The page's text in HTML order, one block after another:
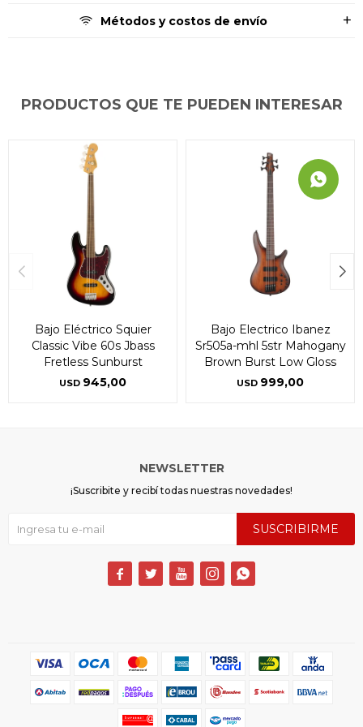
Métodos y costos de envío
PRODUCTOS QUE TE PUEDEN INTERESAR
Bajo Eléctrico Squier
Classic Vibe 60s Jbass
Fretless Sunburst
USD 945,00
Bajo Electrico Ibanez
Sr505a-mhl 5str Mahogany
Brown Burst Low Gloss
USD 999,00
NEWSLETTER
¡Suscribite y recibí todas nuestras novedades!
SUSCRIBIRME
    